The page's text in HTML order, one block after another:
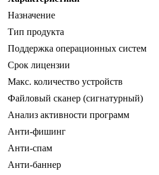
Назначение
Тип продукта
Поддержка операционных систем
Срок лицензии
Макс. количество устройств
Файловый сканер (сигнатурный)
Анализ активности программ
Анти-фишинг
Анти-спам
Анти-баннер